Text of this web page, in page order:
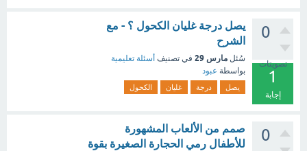
0
تصويتات
1
إجابة
يصل درجة غليان الكحول ؟ - مع
الشرح
سُئل مارس 29 في تصنيف أسئلة تعليمية
بواسطة عبود
يصل درجة غليان الكحول
0
صمم من الألعاب المشهورة
للأطفال رمي الحجارة الصغيرة بقوة